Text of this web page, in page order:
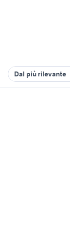
Dal più rilevante